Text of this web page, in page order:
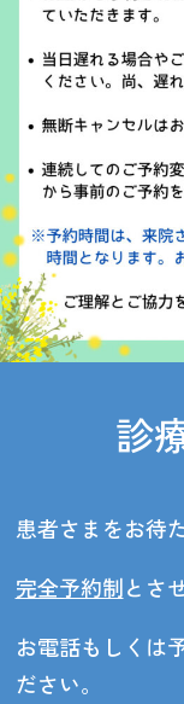
診
患者さまをお待
完全予約制とさ
お電話もしくは
ださい。